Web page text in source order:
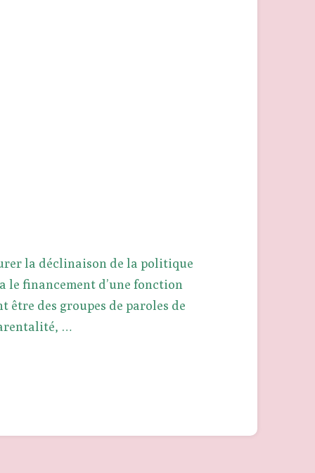
la déclinaison de la politique
le financement d’une fonction
être des groupes de paroles de
…